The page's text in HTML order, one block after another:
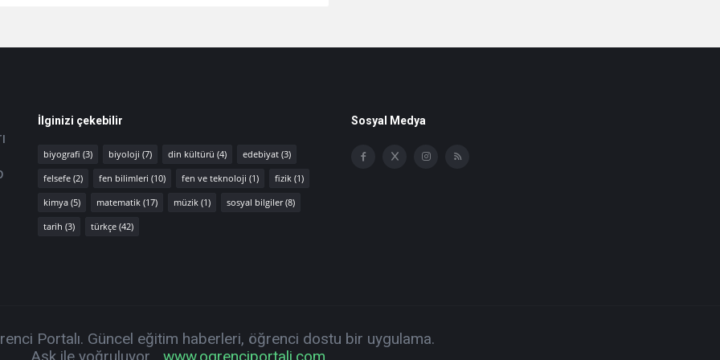
İlginizi çekebilir
biyografi (3) biyoloji (7) din kültürü (4) edebiyat (3)
felsefe (2) fen bilimleri (10) fen ve teknoloji (1) fizik (1)
kimya (5) matematik (17) müzik (1) sosyal bilgiler(8)
tarih (3) türkçe (42)
Sosyal Medya
Portalı. Güncel eğitim haberleri, öğrenci dostu bir uygulama.